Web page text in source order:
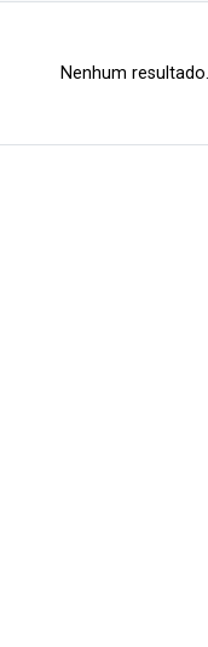
Nenhum